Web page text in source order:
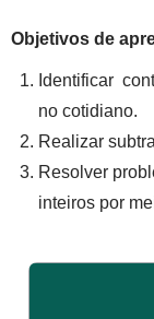
Objetivos de
Identificar
no cotidiano.
Realizar
Resolver
inteiros por